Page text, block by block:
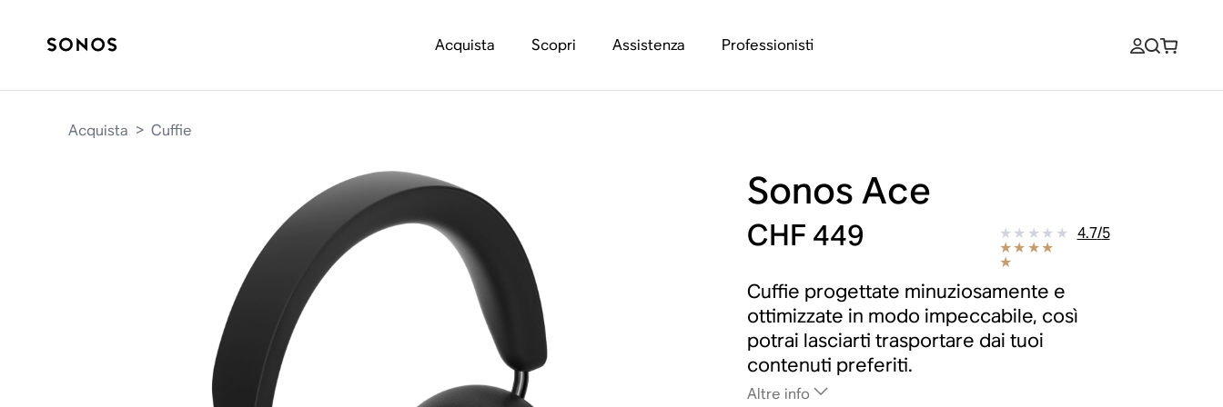
Acquista Scopri Assistenza Professionisti
Acquista > Cuffie
Sonos Ace
CHF 449 4.7/5
Cuffie progettate minuziosamente e
ottimizzate in modo impeccabile, così
potrai lasciarti trasportare dai tuoi
contenuti preferiti.
Altre info